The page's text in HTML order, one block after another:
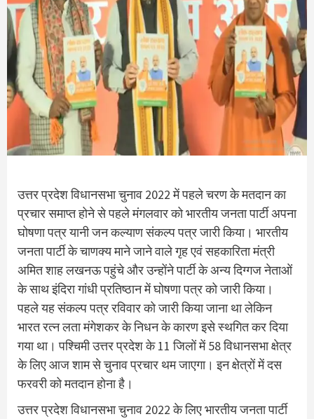
उत्तर प्रदेश विधानसभा चुनाव 2022 में पहले चरण के मतदान का
प्रचार समाप्त होने से पहले मंगलवार को भारतीय जनता पार्टी अपना
घोषणा पत्र यानी जन कल्याण संकल्प पत्र जारी किया। भारतीय
जनता पार्टी के चाणक्य माने जाने वाले गृह एवं सहकारिता मंत्री
अमित शाह लखनऊ पहुंचे और उन्होंने पार्टी के अन्य दिग्गज नेताओं
के साथ इंदिरा गांधी प्रतिष्ठान में घोषणा पत्र को जारी किया।
पहले यह संकल्प पत्र रविवार को जारी किया जाना था लेकिन
भारत रत्न लता मंगेशकर के निधन के कारण इसे स्थगित कर दिया
गया था। पश्चिमी उत्तर प्रदेश के 11 जिलों में 58 विधानसभा क्षेत्र
के लिए आज शाम से चुनाव प्रचार थम जाएगा। इन क्षेत्रों में दस
फरवरी को मतदान होना है।
उत्तर प्रदेश विधानसभा चुनाव 2022 के लिए भारतीय जनता पार्टी